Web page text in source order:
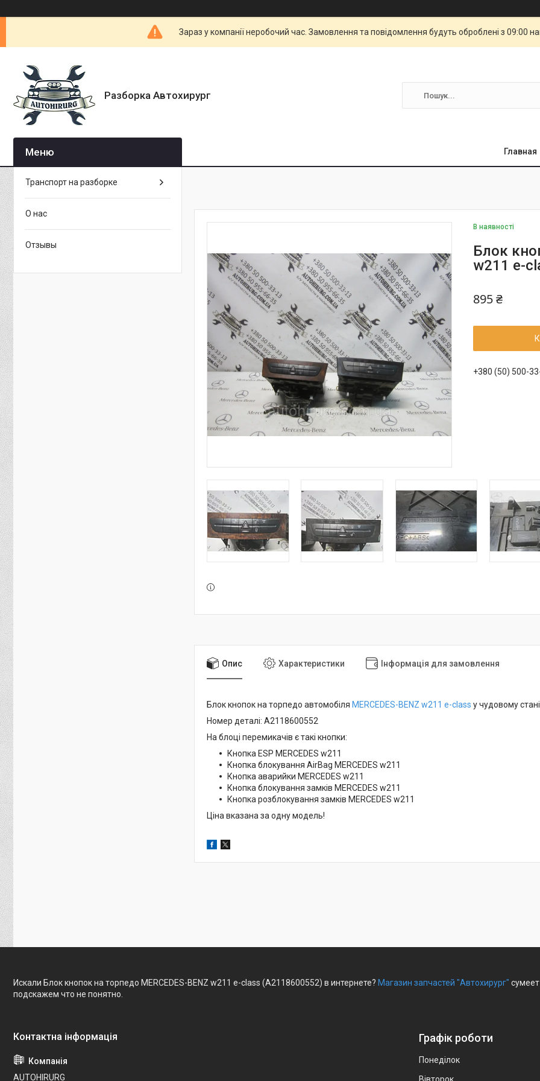
Зараз у компанії неробочий час. Замовлення та повідомлення будуть оброблені з 09:00
Разборка Автохирург
Главная
В наявності
Блок
w211 e-
895 ₴
+380 (50) 500-
Опис Характеристики Інформація для замовлення
Блок кнопок на торпедо автомобіля MERCEDES-BENZ w211 e-class у чудовому
Номер деталі: A2118600552
На блоці перемикачів є такі кнопки:
Кнопка ESP MERCEDES w211
Кнопка блокування AirBag MERCEDES w211
Кнопка аварийки MERCEDES w211
Кнопка блокування замків MERCEDES w211
Кнопка розблокування замків MERCEDES w211
Ціна вказана за одну модель!
Транспорт на разборке
О нас
Отзывы
Искали Блок кнопок на торпедо MERCEDES-BENZ w211 e-class (A2118600552) в интернете? Магазин запчастей "Автохирург"
подскажем что не понятно.
AUTOHIRURG
Графік роботи
Понеділок
Вівторок